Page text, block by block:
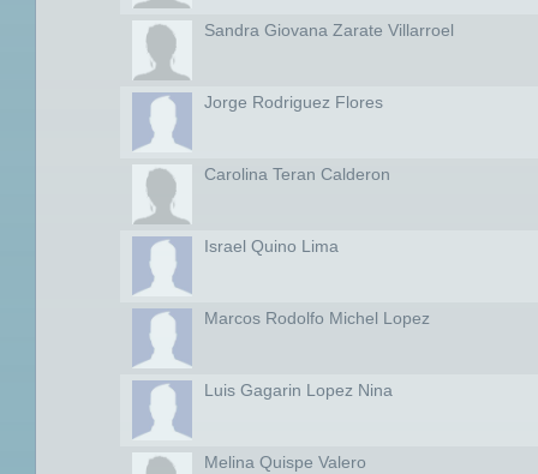
Sandra Giovana Zarate Villarroel
Jorge Rodriguez Flores
Carolina Teran Calderon
Israel Quino Lima
Marcos Rodolfo Michel Lopez
Luis Gagarin Lopez Nina
Melina Quispe Valero